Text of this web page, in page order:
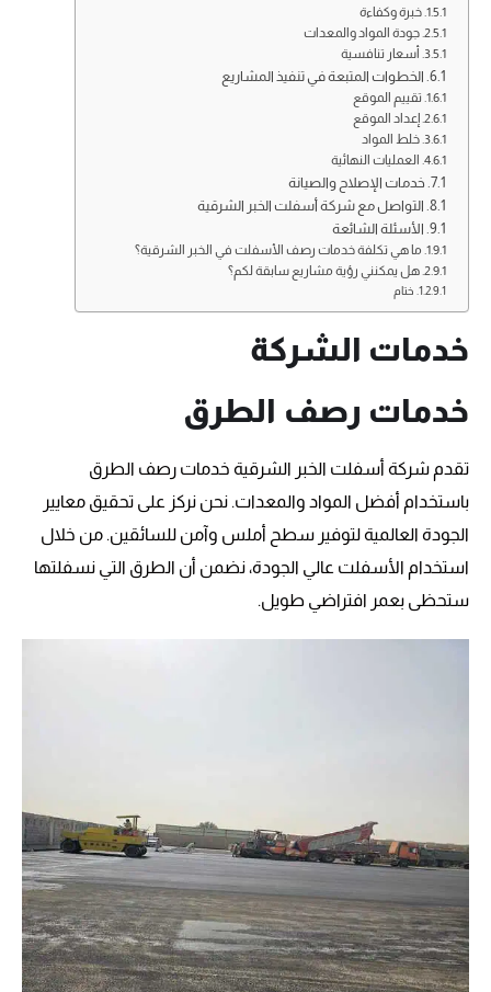
خبرة وكفاءة
جودة المواد والمعدات
أسعار تنافسية
الخطوات المتبعة في تنفيذ المشاريع
تقييم الموقع
إعداد الموقع
خلط المواد
العمليات النهائية
خدمات الإصلاح والصيانة
التواصل مع شركة أسفلت الخبر الشرقية
الأسئلة الشائعة
ما هي تكلفة خدمات رصف الأسفلت في الخبر الشرقية؟
هل يمكنني رؤية مشاريع سابقة لكم؟
ختام
خدمات الشركة
خدمات رصف الطرق
تقدم شركة أسفلت الخبر الشرقية خدمات رصف الطرق
باستخدام أفضل المواد والمعدات. نحن نركز على تحقيق معايير
الجودة العالمية لتوفير سطح أملس وآمن للسائقين. من خلال
استخدام الأسفلت عالي الجودة، نضمن أن الطرق التي نسفلتها
ستحظى بعمر افتراضي طويل.